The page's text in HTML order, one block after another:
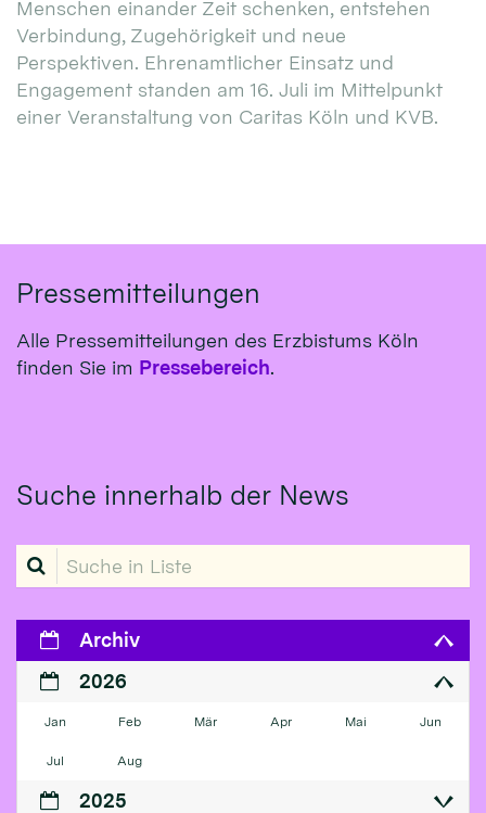
Menschen einander Zeit schenken, entstehen
Verbindung, Zugehörigkeit und neue
Perspektiven. Ehrenamtlicher Einsatz und
Engagement standen am 16. Juli im Mittelpunkt
einer Veranstaltung von Caritas Köln und KVB.
Pressemitteilungen
Alle Pressemitteilungen des Erzbistums Köln
finden Sie im Pressebereich.
Suche innerhalb der News
Suche in Liste
Archiv
2026
Jan Feb Mär Apr Mai Jun
Jul Aug
2025